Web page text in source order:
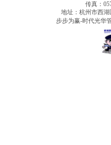
传真：
地址：杭州市西
步步为赢-时代光华